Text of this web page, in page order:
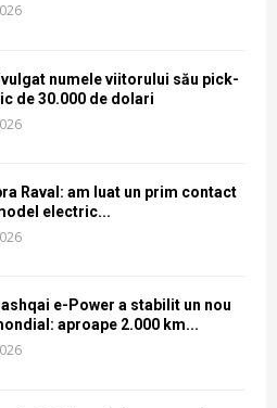
numele viitorului său pick-
de 30.000 de dolari
Raval: am luat un prim contact
electric...
e-Power a stabilit un nou
aproape 2.000 km...